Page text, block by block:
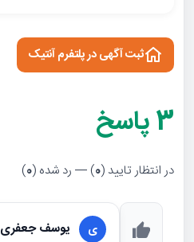
ثبت آگهی در پلتفرم آنتیک
3پاسخ
در انتظار تایید (0) — رد شده (0
)
ی یوسف جعفری